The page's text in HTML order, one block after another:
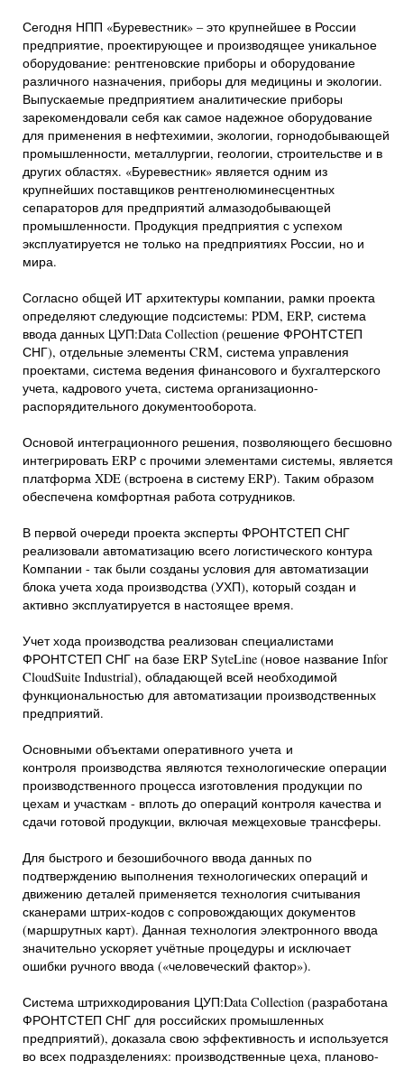
Сегодня НПП «Буревестник» – это крупнейшее в России
предприятие, проектирующее и производящее уникальное
оборудование: рентгеновские приборы и оборудование
различного назначения, приборы для медицины и экологии.
Выпускаемые предприятием аналитические приборы
зарекомендовали себя как самое надежное оборудование
для применения в нефтехимии, экологии, горнодобывающей
промышленности, металлургии, геологии, строительстве и в
других областях. «Буревестник» является одним из
крупнейших поставщиков рентгенолюминесцентных
сепараторов для предприятий алмазодобывающей
промышленности. Продукция предприятия с успехом
эксплуатируется не только на предприятиях России, но и
мира.
Согласно общей ИТ архитектуры компании, рамки проекта
определяют следующие подсистемы: PDM, ERP, система
ввода данных ЦУП:Data Collection (решение ФРОНТСТЕП
СНГ), отдельные элементы CRM, система управления
проектами, система ведения финансового и бухгалтерского
учета, кадрового учета, система организационно-
распорядительного документооборота.
Основой интеграционного решения, позволяющего бесшовно
интегрировать ERP с прочими элементами системы, является
платформа XDE (встроена в систему ERP). Таким образом
обеспечена комфортная работа сотрудников.
В первой очереди проекта эксперты ФРОНТСТЕП СНГ
реализовали автоматизацию всего логистического контура
Компании - так были созданы условия для автоматизации
блока учета хода производства (УХП), который создан и
активно эксплуатируется в настоящее время.
Учет хода производства реализован специалистами
ФРОНТСТЕП СНГ на базе ERP SyteLine (новое название Infor
CloudSuite Industrial), обладающей всей необходимой
функциональностью для автоматизации производственных
предприятий.
Основными объектами оперативного учета и
контроля производства являются технологические операции
производственного процесса изготовления продукции по
цехам и участкам - вплоть до операций контроля качества и
сдачи готовой продукции, включая межцеховые трансферы.
Для быстрого и безошибочного ввода данных по
подтверждению выполнения технологических операций и
движению деталей применяется технология считывания
сканерами штрих-кодов с сопровождающих документов
(маршрутных карт). Данная технология электронного ввода
значительно ускоряет учётные процедуры и исключает
ошибки ручного ввода («человеческий фактор»).
Система штрихкодирования ЦУП:Data Collection (разработана
ФРОНТСТЕП СНГ для российских промышленных
предприятий), доказала свою эффективность и используется
во всех подразделениях: производственные цеха, планово-